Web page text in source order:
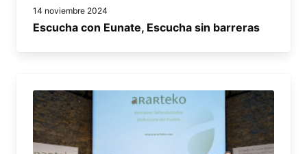
14 noviembre 2024
Escucha con Eunate, Escucha sin barreras